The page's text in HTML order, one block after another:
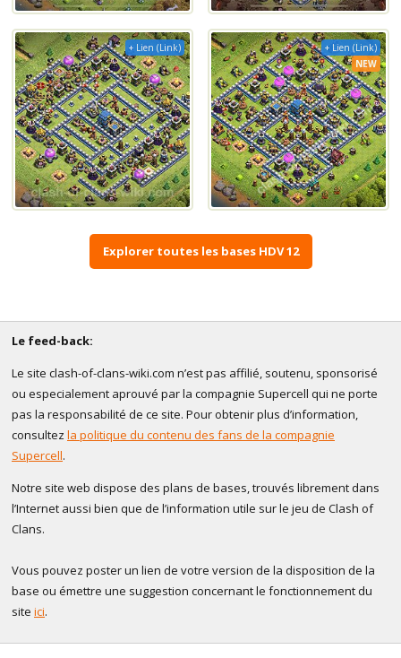
+ Lien (Link)
+ Lien (Link)
NEW
Explorer toutes les bases HDV 12
Le feed-back:
Le site clash-of-clans-wiki.com n’est pas affilié, soutenu, sponsorisé
ou especialement aprouvé par la compagnie Supercell qui ne porte
pas la responsabilité de ce site. Pour obtenir plus d’information,
consultez la politique du contenu des fans de la compagnie
Supercell.
Notre site web dispose des plans de bases, trouvés librement dans
l’Internet aussi bien que de l’information utile sur le jeu de Clash of
Clans.
Vous pouvez poster un lien de votre version de la disposition de la
base ou émettre une suggestion concernant le fonctionnement du
site ici.